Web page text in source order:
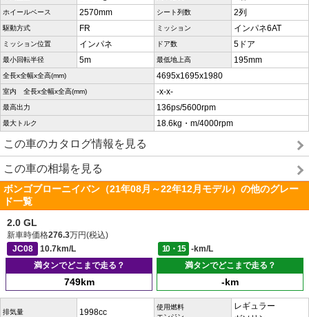
ホイールベース 2570mm シート列数 2列
駆動方式 FR ミッション インパネ6AT
ミッション位置 インパネ ドア数 5ドア
最小回転半径 5m 最低地上高 195mm
全長x全幅x全高(mm) 4695x1695x1980
室内 全長x全幅x全高(mm) -x-x-
最高出力 136ps/5600rpm
最大トルク 18.6kg・m/4000rpm
この車のカタログ情報を見る
この車の相場を見る
ボンゴブローニイバン（21年08月～22年12月モデル）の他のグレー
ド一覧
2.0 GL
新車時価格276.3万円(税込)
JC08
10.7km/L 10・15
-km/L
満タンでどこまで走る？
749km
満タンでどこまで走る？
-km
排気量 1998cc
使用燃料
レギュラー